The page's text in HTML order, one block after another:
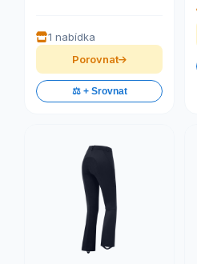
1 nabídka
Porovnat
⚖️ + Srovnat